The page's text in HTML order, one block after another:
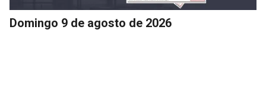
Domingo 9 de agosto de 2026